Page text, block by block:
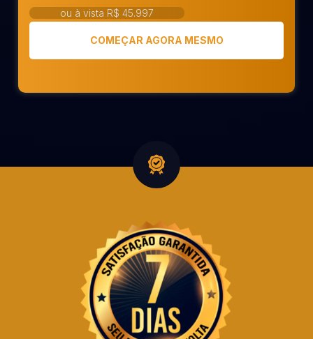
ou à vista R$ 45.997
COMEÇAR AGORA MESMO